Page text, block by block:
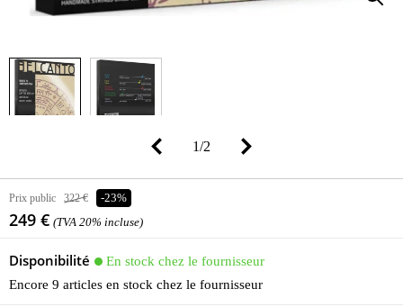
1/2
Prix public 322 € -23%
249 € (TVA 20% incluse)
Disponibilité
En stock chez le fournisseur
Encore 9 articles en stock chez le fournisseur